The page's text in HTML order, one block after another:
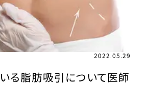
2022.05.29
る脂肪吸引について医師